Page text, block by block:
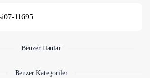
07-11695
Benzer İlanlar
Benzer Kategoriler